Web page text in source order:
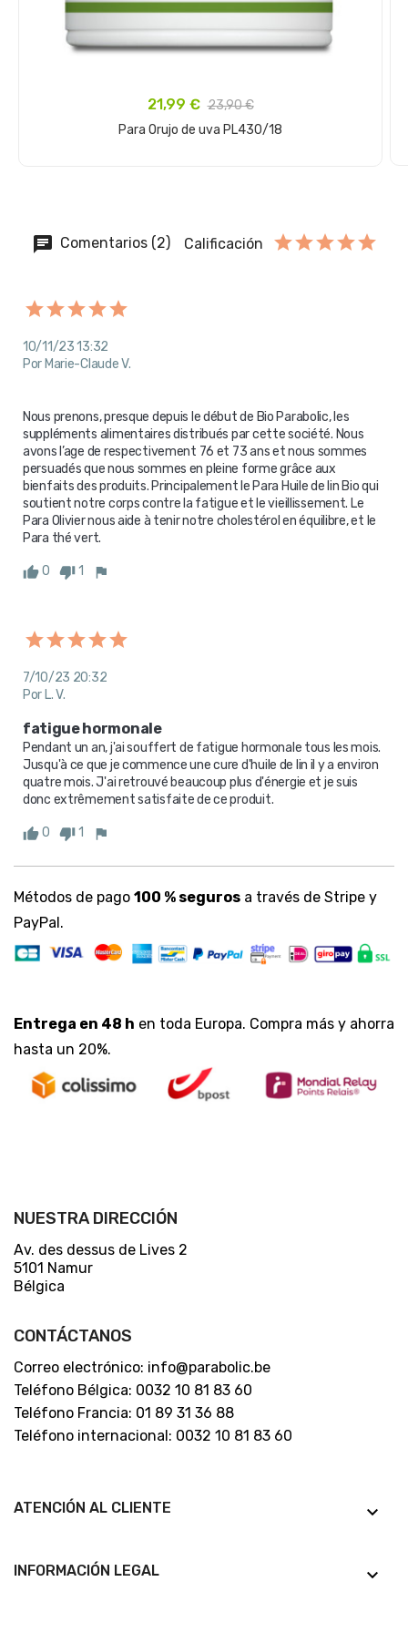
21,99 € 23,90 €
Para Orujo de uva PL430/18
Comentarios (2) Calificación
10/11/23 13:32
Por Marie-Claude V.
Nous prenons, presque depuis le début de Bio Parabolic, les
suppléments alimentaires distribués par cette société. Nous
avons l’age de respectivement 76 et 73 ans et nous sommes
persuadés que nous sommes en pleine forme grâce aux
bienfaits des produits. Principalement le Para Huile de lin Bio qui
soutient notre corps contre la fatigue et le vieillissement. Le
Para Olivier nous aide à tenir notre cholestérol en équilibre, et le
Para thé vert.
0 1
7/10/23 20:32
Por L. V.
fatigue hormonale
Pendant un an, j'ai souffert de fatigue hormonale tous les mois.
Jusqu'à ce que je commence une cure d'huile de lin il y a environ
quatre mois. J'ai retrouvé beaucoup plus d'énergie et je suis
donc extrêmement satisfaite de ce produit.
0 1
Métodos de pago 100 % seguros a través de Stripe y
PayPal.
Entrega en 48 h en toda Europa. Compra más y ahorra
hasta un 20%.
NUESTRA DIRECCIÓN
Av. des dessus de Lives 2
5101 Namur
Bélgica
CONTÁCTANOS
Correo electrónico: info@parabolic.be
Teléfono Bélgica: 0032 10 81 83 60
Teléfono Francia: 01 89 31 36 88
Teléfono internacional: 0032 10 81 83 60
ATENCIÓN AL CLIENTE keyboard_arrow_down
INFORMACIÓN LEGAL keyboard_arrow_down